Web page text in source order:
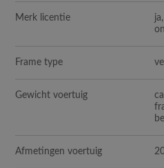
Merk licentie
Frame type
Gewicht voertuig
Afmetingen voertuig